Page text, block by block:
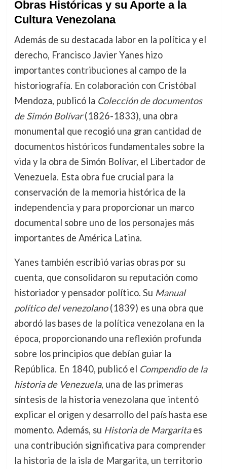
Obras Históricas y su Aporte a la
Cultura Venezolana
Además de su destacada labor en la política y el
derecho, Francisco Javier Yanes hizo
importantes contribuciones al campo de la
historiografía. En colaboración con Cristóbal
Mendoza, publicó la Colección de documentos
de Simón Bolívar(1826-1833), una obra
monumental que recogió una gran cantidad de
documentos históricos fundamentales sobre la
vida y la obra de Simón Bolívar, el Libertador de
Venezuela. Esta obra fue crucial para la
conservación de la memoria histórica de la
independencia y para proporcionar un marco
documental sobre uno de los personajes más
importantes de América Latina.
Yanes también escribió varias obras por su
cuenta, que consolidaron su reputación como
historiador y pensador político. Su Manual
político del venezolano(1839) es una obra que
abordó las bases de la política venezolana en la
época, proporcionando una reflexión profunda
sobre los principios que debían guiar la
República. En 1840, publicó el Compendio de la
historia de Venezuela, una de las primeras
síntesis de la historia venezolana que intentó
explicar el origen y desarrollo del país hasta ese
momento. Además, su Historia de Margaritaes
una contribución significativa para comprender
la historia de la isla de Margarita, un territorio